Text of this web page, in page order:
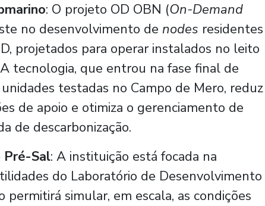
: O projeto OD OBN (On-Demand
no desenvolvimento de nodes residentes
projetados para operar instalados no leito
tecnologia, que entrou na fase final de
testadas no Campo de Mero, reduz
de apoio e otimiza o gerenciamento de
de descarbonização.
Pré-Sal: A instituição está focada na
do Laboratório de Desenvolvimento
permitirá simular, em escala, as condições